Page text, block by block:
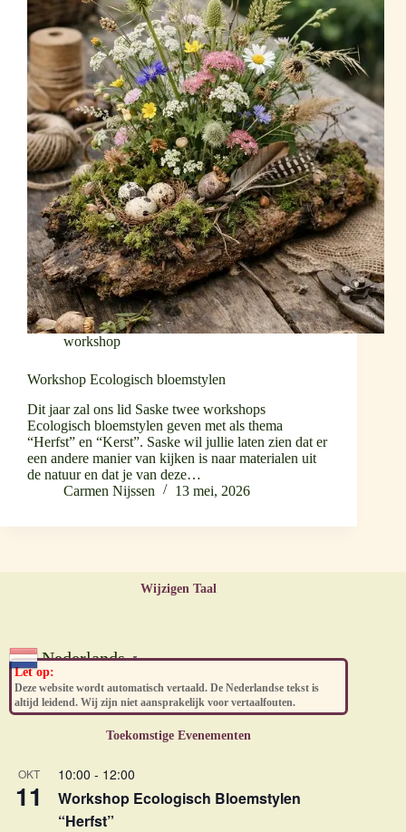
workshop
Workshop Ecologisch bloemstylen
Dit jaar zal ons lid Saske twee workshops
Ecologisch bloemstylen geven met als thema
“Herfst” en “Kerst”. Saske wil jullie laten zien dat er
een andere manier van kijken is naar materialen uit
de natuur en dat je van deze…
Carmen Nijssen
13 mei, 2026
Wijzigen Taal
Nederlands ▼
Let op:
Deze website wordt automatisch vertaald. De Nederlandse tekst is
altijd leidend. Wij zijn niet aansprakelijk voor vertaalfouten.
Toekomstige Evenementen
OKT
11
10:00 - 12:00
Workshop Ecologisch Bloemstylen
“Herfst”